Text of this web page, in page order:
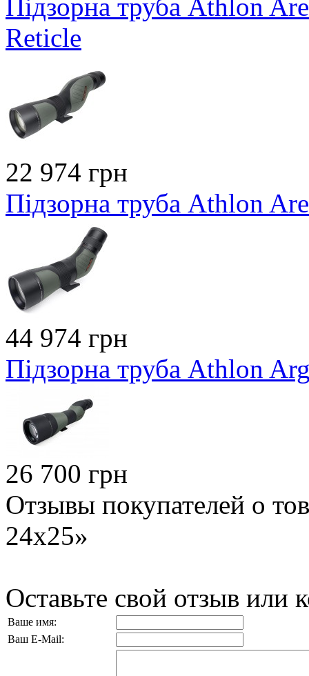
Підзорна труба Athlon
Reticle
22 974 грн
Підзорна труба Athlon
44 974 грн
Підзорна труба Athlon
26 700 грн
Отзывы покупателей о
24х25»
Оставьте свой отзыв или
Ваше имя:
Ваш E-Mail: